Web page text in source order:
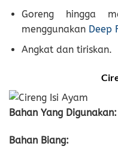
Goreng hingga
menggunakan Deep
Angkat dan tiriskan.
Bahan Yang Digunakan:
Bahan Biang: